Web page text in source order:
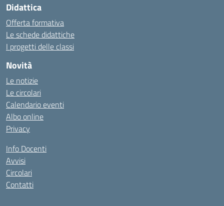
Didattica
Offerta formativa
Le schede didattiche
I progetti delle classi
Novità
Le notizie
Le circolari
Calendario eventi
Albo online
Privacy
Info Docenti
Avvisi
Circolari
Contatti